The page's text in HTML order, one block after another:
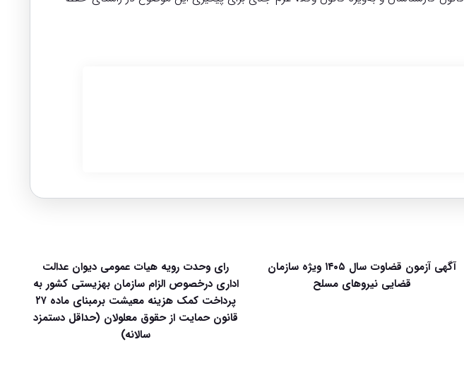
آگهی آزمون قضاوت سال ۱۴۰۵ ویژه سازمان
قضایی نیروهای مسلح
رای وحدت رویه هیات عمومی دیوان عدالت
اداری درخصوص الزام سازمان بهزیستی کشور به
پرداخت کمک هزینه معیشت برمبنای ماده ۲۷
قانون حمایت از حقوق معلولان (حداقل دستمزد
سالانه)